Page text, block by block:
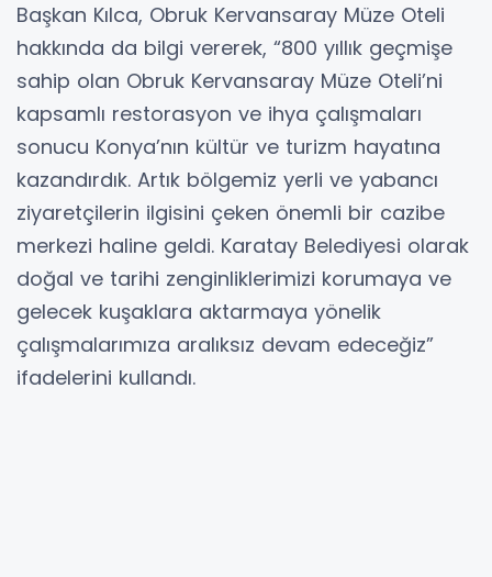
Başkan Kılca, Obruk Kervansaray Müze Oteli
hakkında da bilgi vererek, “800 yıllık geçmişe
sahip olan Obruk Kervansaray Müze Oteli’ni
kapsamlı restorasyon ve ihya çalışmaları
sonucu Konya’nın kültür ve turizm hayatına
kazandırdık. Artık bölgemiz yerli ve yabancı
ziyaretçilerin ilgisini çeken önemli bir cazibe
merkezi haline geldi. Karatay Belediyesi olarak
doğal ve tarihi zenginliklerimizi korumaya ve
gelecek kuşaklara aktarmaya yönelik
çalışmalarımıza aralıksız devam edeceğiz”
ifadelerini kullandı.